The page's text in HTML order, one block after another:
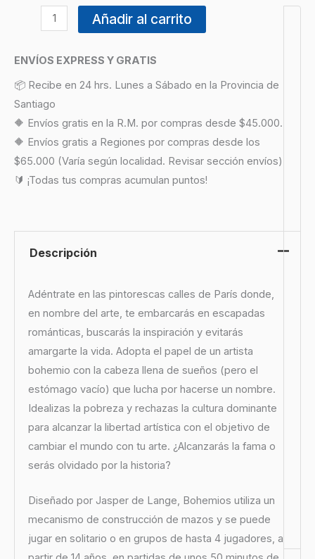
Añadir al carrito
ENVÍOS EXPRESS Y GRATIS
📦 Recibe en 24 hrs. Lunes a Sábado en la Provincia de
Santiago
🔶 Envíos gratis en la R.M. por compras desde $45.000.
🔶 Envíos gratis a Regiones por compras desde los
$65.000 (Varía según localidad. Revisar sección envíos)
🔰 ¡Todas tus compras acumulan puntos!
Descripción
Adéntrate en las pintorescas calles de París donde,
en nombre del arte, te embarcarás en escapadas
románticas, buscarás la inspiración y evitarás
amargarte la vida. Adopta el papel de un artista
bohemio con la cabeza llena de sueños (pero el
estómago vacío) que lucha por hacerse un nombre.
Idealizas la pobreza y rechazas la cultura dominante
para alcanzar la libertad artística con el objetivo de
cambiar el mundo con tu arte. ¿Alcanzarás la fama o
serás olvidado por la historia?
Diseñado por Jasper de Lange, Bohemios utiliza un
mecanismo de construcción de mazos y se puede
jugar en solitario o en grupos de hasta 4 jugadores, a